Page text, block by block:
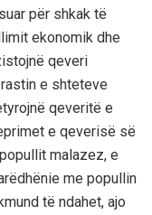
për shkak të
ekonomik dhe
qeveri
rastin e shteteve
qeveritë e
e qeverisë së
popullit malazez, e
me popullin
mund të ndahet, ajo